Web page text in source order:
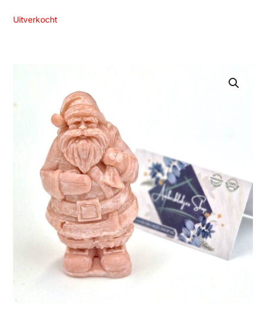
Uitverkocht